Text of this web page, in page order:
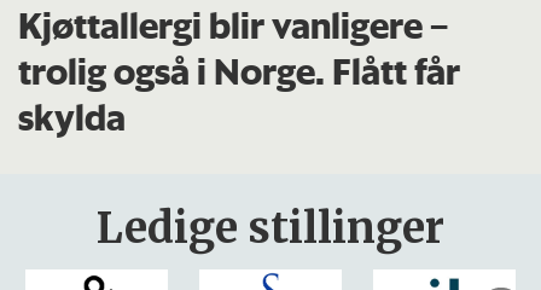
Kjøttallergi blir vanligere –
trolig også i Norge. Flått får
skylda
Ledige stillinger